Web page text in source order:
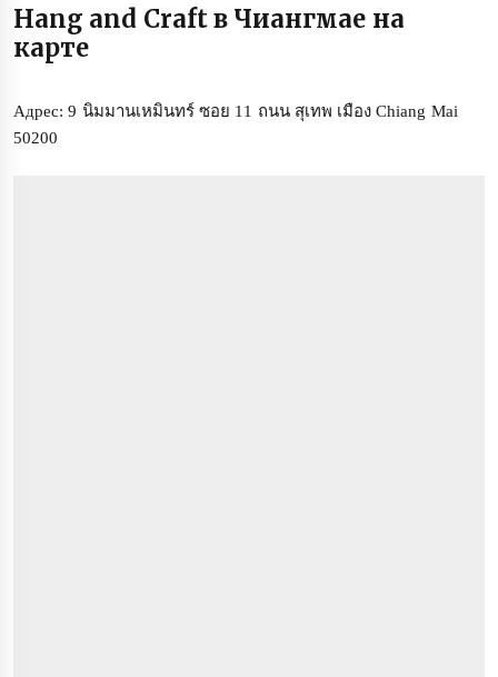
Hang and Craft в Чиангмае на
карте
Адрес: 9 นิมมานเหมินทร์ ซอย 11 ถนน สุเทพ เมือง Chiang Mai
50200